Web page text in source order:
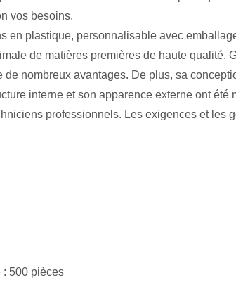
vos besoins.
en plastique, personnalisable avec
de matières premières de haute qualité.
de nombreux avantages. De plus, sa
interne et son apparence externe ont été
professionnels. Les exigences et les
: 500 pièces